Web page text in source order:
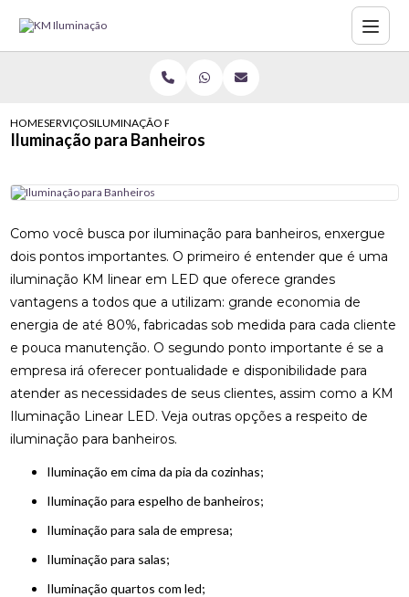
HOMESERVIÇOSILUMINAÇÃO PARA BANHEIROS
Iluminação para Banheiros
Como você busca por iluminação para banheiros, enxergue
dois pontos importantes. O primeiro é entender que é uma
iluminação KM linear em LED que oferece grandes
vantagens a todos que a utilizam: grande economia de
energia de até 80%, fabricadas sob medida para cada cliente
e pouca manutenção. O segundo ponto importante é se a
empresa irá oferecer pontualidade e disponibilidade para
atender as necessidades de seus clientes, assim como a KM
Iluminação Linear LED. Veja outras opções a respeito de
iluminação para banheiros.
iluminação em cima da pia da cozinhas;
iluminação para espelho de banheiros;
iluminação para sala de empresa;
iluminação para salas;
iluminação quartos com led;